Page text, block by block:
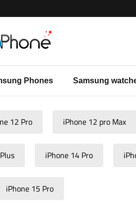
Phones Samsung
12 Pro iPhone 12 pro Max
iPhone 14 Pro
iPhone 15 Pro